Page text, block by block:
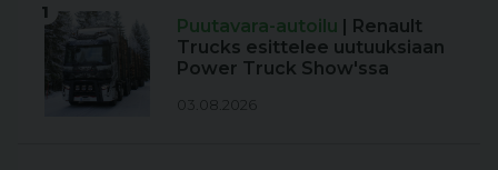
1
Puutavara-autoilu | Renault
Trucks esittelee uutuuksiaan
Power Truck Show'ssa
03.08.2026